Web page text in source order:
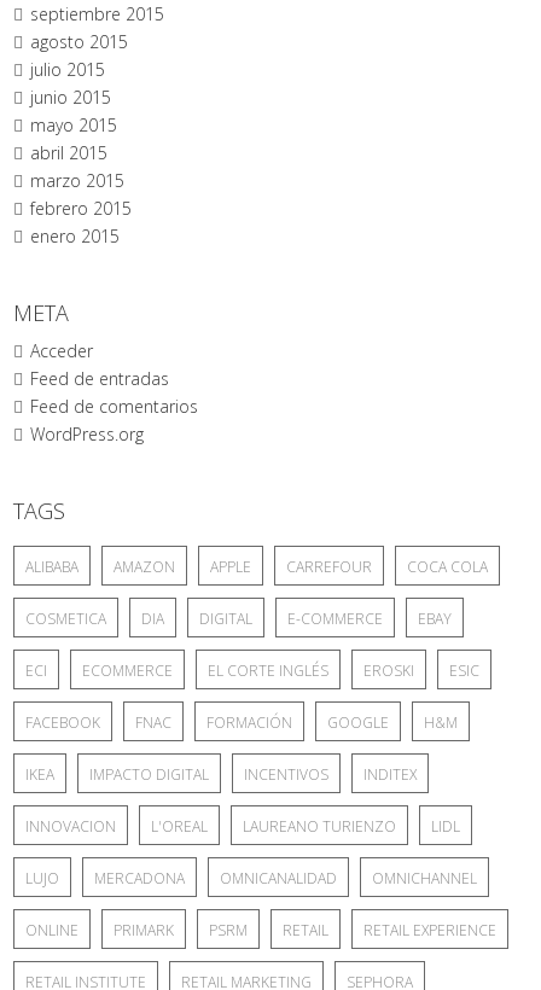
septiembre 2015
agosto 2015
julio 2015
junio 2015
mayo 2015
abril 2015
marzo 2015
febrero 2015
enero 2015
META
Acceder
Feed de entradas
Feed de comentarios
WordPress.org
TAGS
ALIBABA AMAZON APPLE CARREFOUR COCA COLA
COSMETICA DIA DIGITAL E-COMMERCE EBAY
ECI ECOMMERCE EL CORTE INGLÉS EROSKI ESIC
FACEBOOK FNAC FORMACIÓN GOOGLE H&M
IKEA IMPACTO DIGITAL INCENTIVOS INDITEX
INNOVACION L'OREAL LAUREANO TURIENZO LIDL
LUJO MERCADONA OMNICANALIDAD OMNICHANNEL
ONLINE PRIMARK PSRM RETAIL RETAIL EXPERIENCE
RETAIL INSTITUTE RETAIL MARKETING SEPHORA